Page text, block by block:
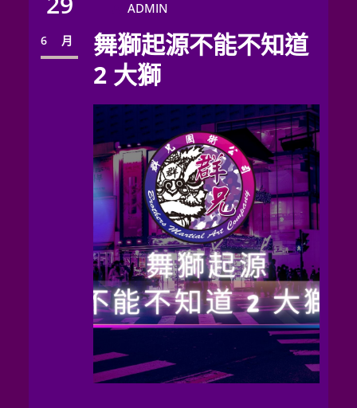
6 月
ADMIN
舞獅起源不能不知道
2 大獅